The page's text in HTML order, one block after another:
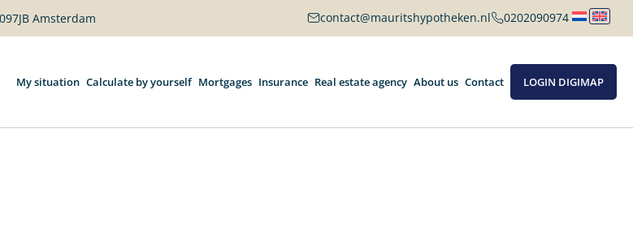
Amsterdam contact@mauritshypotheken.nl 0202090974
My situation Calculate by yourself Mortgages Insurance Real estate agency About us Contact LOGIN DIGIMAP